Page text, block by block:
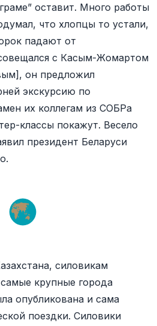
оставит. Много работы
что хлопцы то устали,
падают от
с Касым-Жомартом
он предложил
экскурсию по
их коллегам из СОБРа
классы покажут. Весело
президент Беларуси
силовикам
крупные города
опубликована и сама
поездки. Силовики